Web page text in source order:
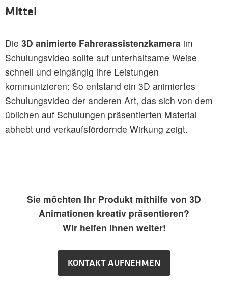
Mittel
Die 3D animierte Fahrerassistenzkamera im
Schulungsvideo sollte auf unterhaltsame Weise
schnell und eingängig ihre Leistungen
kommunizieren: So entstand ein 3D animiertes
Schulungsvideo der anderen Art, das sich von dem
üblichen auf Schulungen präsentierten Material
abhebt und verkaufsfördernde Wirkung zeigt.
Sie möchten Ihr Produkt mithilfe von 3D
Animationen kreativ präsentieren?
Wir helfen Ihnen weiter!
KONTAKT AUFNEHMEN